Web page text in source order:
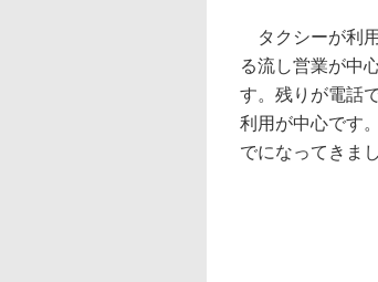
タクシーが利
る流し営業が中
す。残りが電話
利用が中心です
でになってきまし